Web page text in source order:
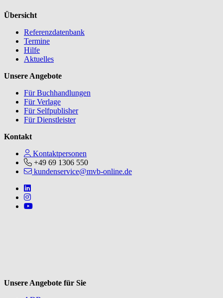
Übersicht
Referenzdatenbank
Termine
Hilfe
Aktuelles
Unsere Angebote
Für Buchhandlungen
Für Verlage
Für Selfpublisher
Für Dienstleister
Kontakt
Kontaktpersonen
+49 69 1306 550
kundenservice@mvb-online.de
Follow us on https://www.linkedin.com/company/mvbbooks
Follow us on https://www.instagram.com/lifeatmvb/
Follow us on https://www.youtube.com/@mvbbooks
Unsere Angebote für Sie